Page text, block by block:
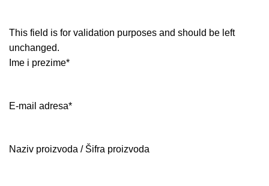
This field is for validation purposes and should be left
unchanged.
Ime i prezime*
E-mail adresa*
Naziv proizvoda / Šifra proizvoda